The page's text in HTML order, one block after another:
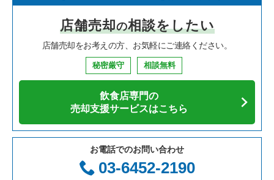
店舗売却の相談をしたい
店舗売却をお考えの方、お気軽にご連絡ください。
秘密厳守 相談無料
飲食店専門の
売却支援サービスはこちら
お電話でのお問い合わせ
03-6452-2190